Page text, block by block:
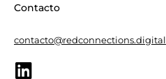
Contacto
contacto@redconnections.digital